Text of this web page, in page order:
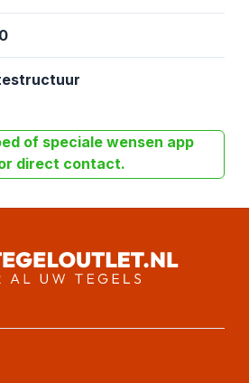
of speciale wensen app
direct contact.